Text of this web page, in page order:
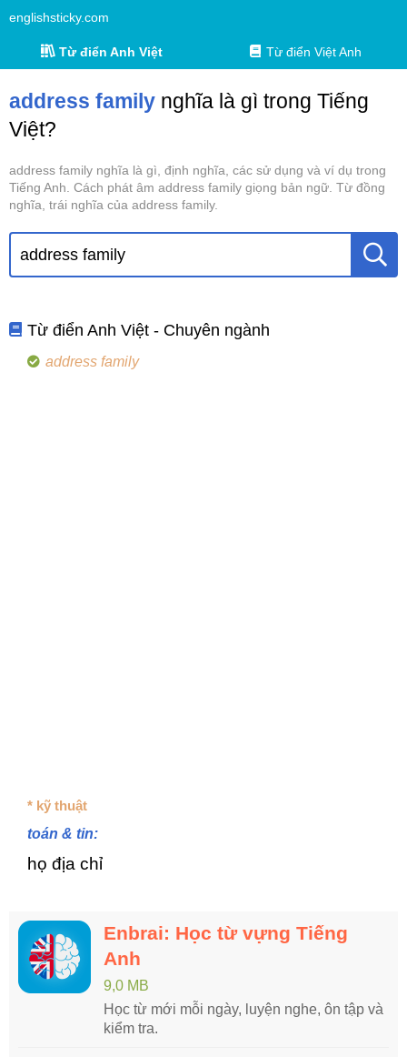
englishsticky.com
Từ điển Anh Việt Từ điển Việt Anh
address family nghĩa là gì trong Tiếng
Việt?
address family nghĩa là gì, định nghĩa, các sử dụng và ví dụ trong
Tiếng Anh. Cách phát âm address family giọng bản ngữ. Từ đồng
nghĩa, trái nghĩa của address family.
Từ điển Anh Việt - Chuyên ngành
address family
* kỹ thuật
toán & tin:
họ địa chỉ
Enbrai: Học từ vựng Tiếng
Anh
9,0 MB
Học từ mới mỗi ngày, luyện nghe, ôn tập và
kiểm tra.